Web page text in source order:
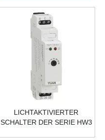
LICHTAKTIVIERTER
SCHALTER DER SERIE HW3